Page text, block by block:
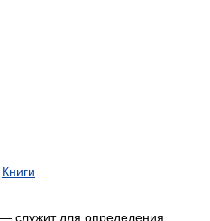
Книги
— служит для определения